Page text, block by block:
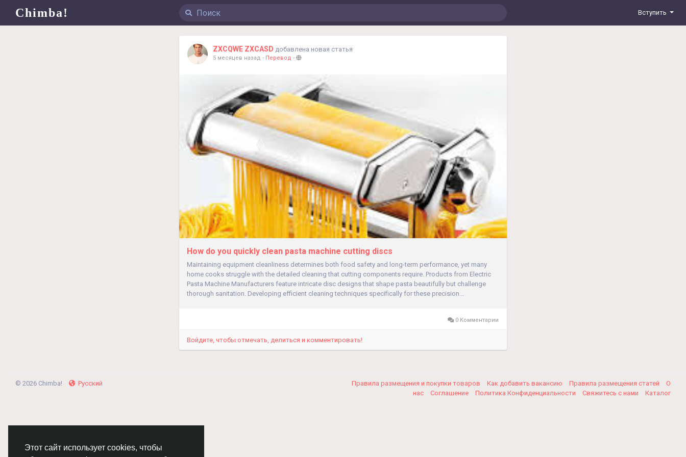
Этот сайт использует cookies, чтобы
Chimba! Вступить
ZXCQWE ZXCASD добавлена новая статья
5 месяцев назад - Перевод -
How do you quickly clean pasta machine cutting discs
Maintaining equipment cleanliness determines both food safety and long-term performance, yet many
home cooks struggle with the detailed cleaning that cutting components require. Products from Electric
Pasta Machine Manufacturers feature intricate disc designs that shape pasta beautifully but challenge
thorough sanitation. Developing efficient cleaning techniques specifically for these precision...
0 Комментарии
Войдите, чтобы отмечать, делиться и комментировать!
© 2026 Chimba! Русский Правила размещения и покупки товаров Как добавить вакансию Правила размещения статей
О
нас
Соглашение Политика Конфиденциальности Свяжитесь с нами Каталог